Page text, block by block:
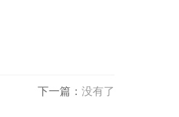
下一篇： 没有了